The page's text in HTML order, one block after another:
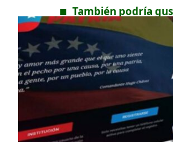
También podría